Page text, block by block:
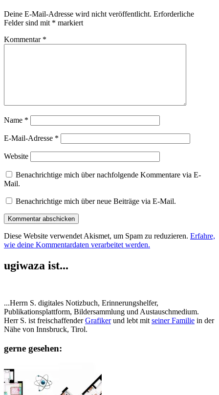
Deine E-Mail-Adresse wird nicht veröffentlicht. Erforderliche
Felder sind mit * markiert
Kommentar *
Name *
E-Mail-Adresse *
Website
Benachrichtige mich über nachfolgende Kommentare via E-
Mail.
Benachrichtige mich über neue Beiträge via E-Mail.
Diese Website verwendet Akismet, um Spam zu reduzieren. Erfahre,
wie deine Kommentardaten verarbeitet werden.
ugiwaza ist...
...Herrn S. digitales Notizbuch, Erinnerungshelfer,
Publikationsplattform, Bildersammlung und Austauschmedium.
Herr S. ist freischaffenderGrafikerund lebt mit seiner Familie in der
Nähe von Innsbruck, Tirol.
gerne gesehen: